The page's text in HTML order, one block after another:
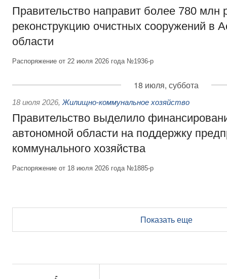
Правительство направит более 780 млн
реконструкцию очистных сооружений в
области
Распоряжение от 22 июля 2026 года №1936-р
18 июля, суббота
18 июля 2026, Жилищно-коммунальное хозяйство
Правительство выделило
автономной области на поддержку
коммунального хозяйства
Распоряжение от 18 июля 2026 года №1885-р
Показать еще